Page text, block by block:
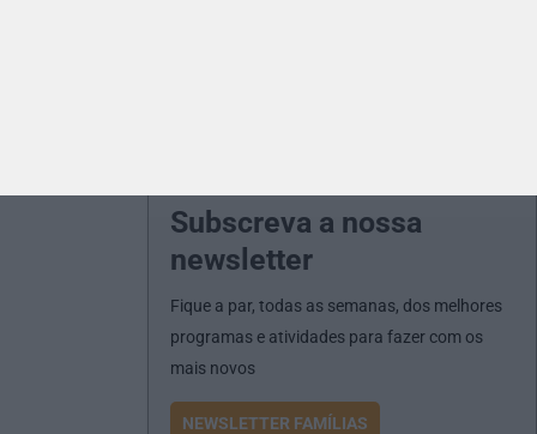
Subscreva a nossa
newsletter
Fique a par, todas as semanas, dos melhores
programas e atividades para fazer com os
mais novos
NEWSLETTER FAMÍLIAS